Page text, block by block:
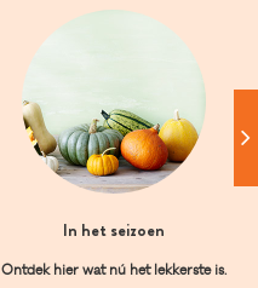
In het seizoen
Ontdek hier wat nú het lekkerste is.